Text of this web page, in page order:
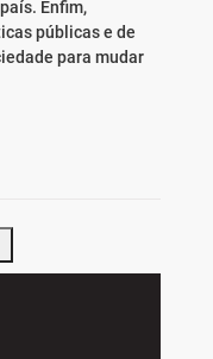
Enfim,
públicas e de
para mudar